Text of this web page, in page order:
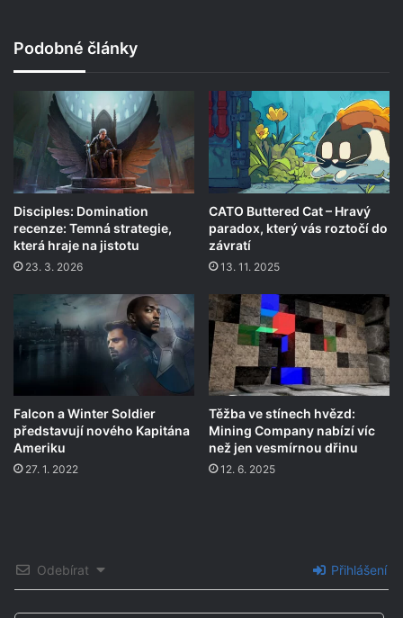
Podobné články
Disciples: Domination
recenze: Temná strategie,
která hraje na jistotu
23. 3. 2026
CATO Buttered Cat – Hravý
paradox, který vás roztočí do
závratí
13. 11. 2025
Falcon a Winter Soldier
představují nového Kapitána
Ameriku
27. 1. 2022
Těžba ve stínech hvězd:
Mining Company nabízí víc
než jen vesmírnou dřinu
12. 6. 2025
Odebírat Přihlášení